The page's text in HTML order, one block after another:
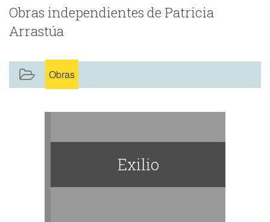
Obras independientes de Patricia
Arrastúa
Obras
Exilio